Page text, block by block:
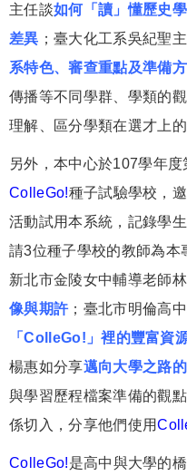
主任談如何「讀」懂歷史
差異 ；臺大化工系吳紀聖
系特色、審查重點及準備
傳播等不同學群、學類的
理解、區分學類在選才上的
另外，本中心於107學年
ColleGo!種子試驗學校，
活動試用本系統，記錄學
請3位種子學校的教師為本
新北市金陵女中輔導老師
像與期許；臺北市明倫高
「ColleGo!」裡的豐富資
楊惠如分享邁向大學之路
與學習歷程檔案準備的觀
係切入，分享他們使用
ColleGo!是高中與大學的